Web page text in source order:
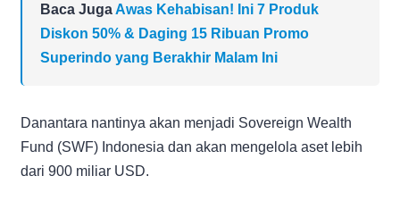
Baca JugaAwas Kehabisan! Ini 7 Produk
Diskon 50% & Daging 15 Ribuan Promo
Superindo yang Berakhir Malam Ini
Danantara nantinya akan menjadi Sovereign Wealth
Fund (SWF) Indonesia dan akan mengelola aset lebih
dari 900 miliar USD.